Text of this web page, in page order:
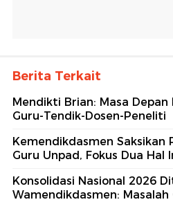
Berita Terkait
Mendikti Brian: Masa
Guru-Tendik-Dosen-Peneliti
Kemendikdasmen Saksikan
Guru Unpad, Fokus Dua Hal
Konsolidasi Nasional 2026
Wamendikdasmen: Masalah